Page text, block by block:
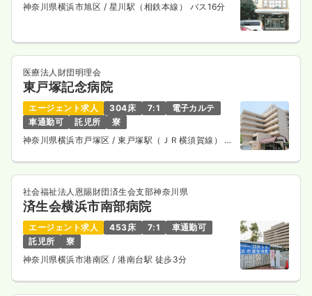
神奈川県横浜市旭区 / 星川駅（相鉄本線） バス16分
医療法人財団明理会
東戸塚記念病院
エージェント求人 304床 7:1
電子カルテ
車通勤可
託児所
寮
神奈川県横浜市戸塚区/ 東戸塚駅（ＪＲ横須賀線） 徒
社会福祉法人恩賜財団済生会支部神奈川県
済生会横浜市南部病院
エージェント求人 453床 7:1
車通勤可
託児所
寮
神奈川県横浜市港南区/ 港南台駅 徒歩3分